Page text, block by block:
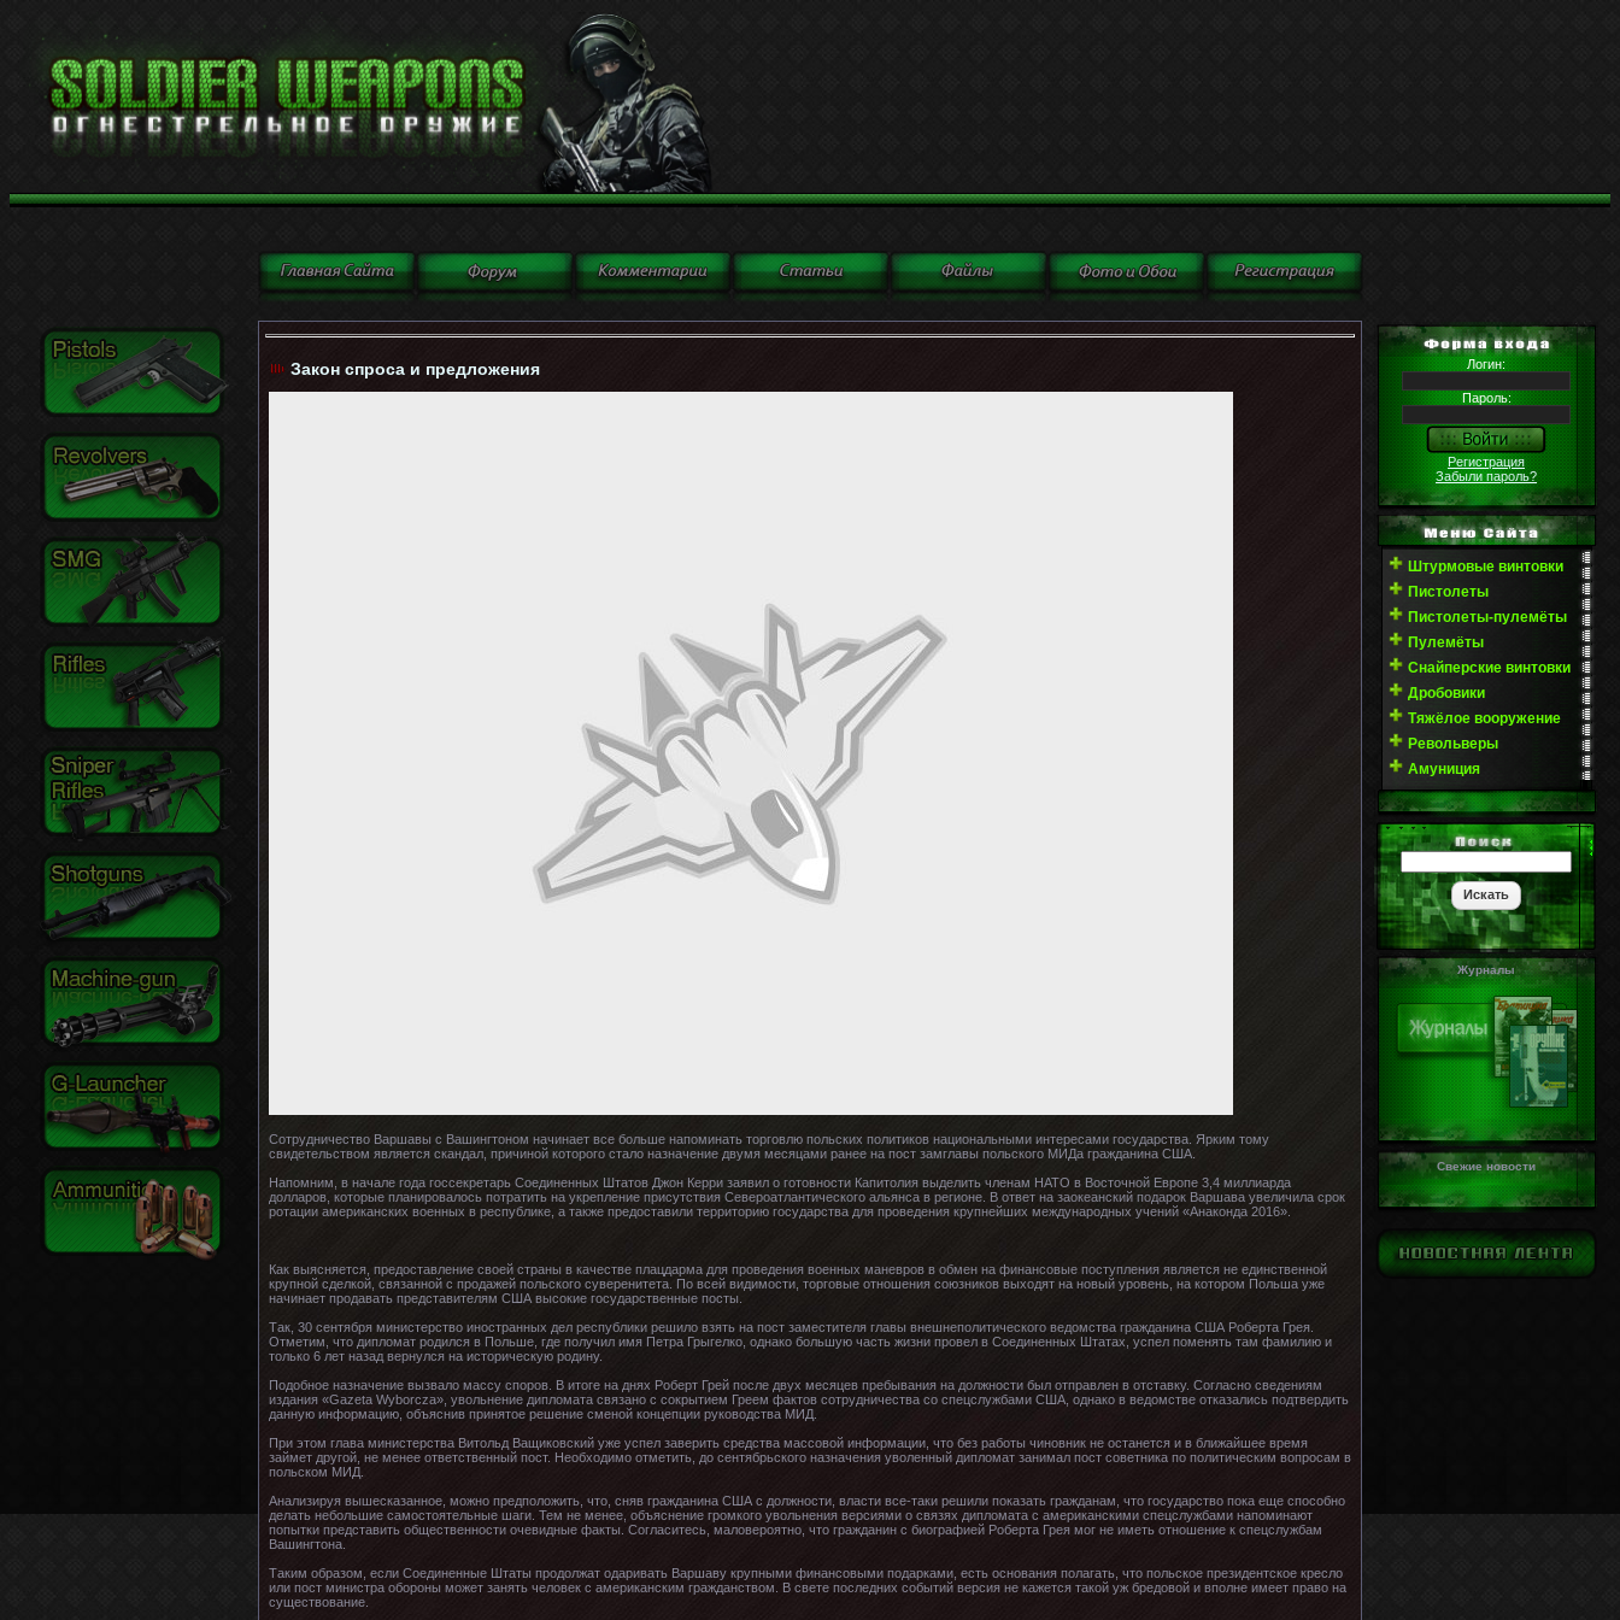
Закон спроса и предложения
Сотрудничество Варшавы с Вашингтоном начинает все больше напоминать торговлю польских политиков национальными интересами государства. Ярким тому
свидетельством является скандал, причиной которого стало назначение двумя месяцами ранее на пост замглавы польского МИДа гражданина США.
Напомним, в начале года госсекретарь Соединенных Штатов Джон Керри заявил о готовности Капитолия выделить членам НАТО в Восточной Европе 3,4 миллиарда
долларов, которые планировалось потратить на укрепление присутствия Североатлантического альянса в регионе. В ответ на заокеанский подарок Варшава увеличила срок
ротации американских военных в республике, а также предоставили территорию государства для проведения крупнейших международных учений «Анаконда 2016».
Как выясняется, предоставление своей страны в качестве плацдарма для проведения военных маневров в обмен на финансовые поступления является не единственной
крупной сделкой, связанной с продажей польского суверенитета. По всей видимости, торговые отношения союзников выходят на новый уровень, на котором Польша уже
начинает продавать представителям США высокие государственные посты.
Так, 30 сентября министерство иностранных дел республики решило взять на пост заместителя главы внешнеполитического ведомства гражданина США Роберта Грея.
Отметим, что дипломат родился в Польше, где получил имя Петра Грыгелко, однако большую часть жизни провел в Соединенных Штатах, успел поменять там фамилию и
только 6 лет назад вернулся на историческую родину.
Подобное назначение вызвало массу споров. В итоге на днях Роберт Грей после двух месяцев пребывания на должности был отправлен в отставку. Согласно сведениям
издания «Gazeta Wyborcza», увольнение дипломата связано с сокрытием Греем фактов сотрудничества со спецслужбами США, однако в ведомстве отказались подтвердить
данную информацию, объяснив принятое решение сменой концепции руководства МИД.
При этом глава министерства Витольд Ващиковский уже успел заверить средства массовой информации, что без работы чиновник не останется и в ближайшее время
займет другой, не менее ответственный пост. Необходимо отметить, до сентябрьского назначения уволенный дипломат занимал пост советника по политическим вопросам в
польском МИД.
Анализируя вышесказанное, можно предположить, что, сняв гражданина США с должности, власти все-таки решили показать гражданам, что государство пока еще способно
делать небольшие самостоятельные шаги. Тем не менее, объяснение громкого увольнения версиями о связях дипломата с американскими спецслужбами напоминают
попытки представить общественности очевидные факты. Согласитесь, маловероятно, что гражданин с биографией Роберта Грея мог не иметь отношение к спецслужбам
Вашингтона.
Таким образом, если Соединенные Штаты продолжат одаривать Варшаву крупными финансовыми подарками, есть основания полагать, что польское президентское кресло
или пост министра обороны может занять человек с американским гражданством. В свете последних событий версия не кажется такой уж бредовой и вполне имеет право на
существование.
Логин:
Пароль:
Регистрация
Забыли пароль?
Штурмовые винтовки
Пистолеты
Пистолеты-пулемёты
Пулемёты
Снайперские винтовки
Дробовики
Тяжёлое вооружение
Револьверы
Амуниция
Журналы
Свежие новости